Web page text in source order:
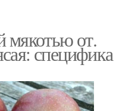
мякотью от.
специфика